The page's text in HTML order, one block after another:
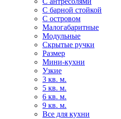
С барной стойкой
С островом
Малогабаритные
Модульные
Скрытые ручки
Размер
Мини-кухни
Узкие
3 кв. м.
5 кв. м.
6 кв. м.
9 кв. м.
Все для кухни